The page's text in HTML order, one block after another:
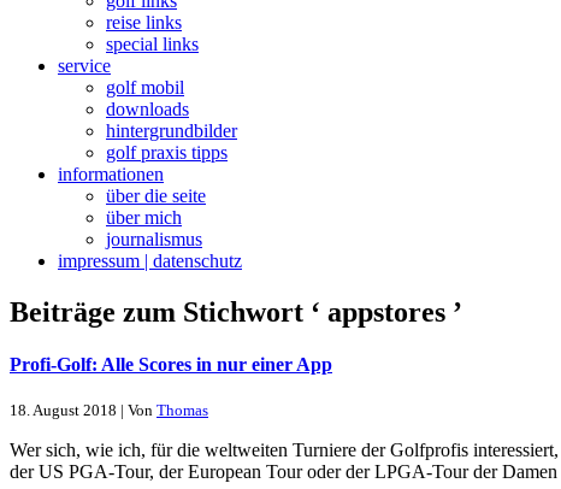
reise links
special links
service
golf mobil
downloads
hintergrundbilder
golf praxis tipps
informationen
über die seite
über mich
journalismus
impressum | datenschutz
Beiträge zum Stichwort ‘ appstores ’
Profi-Golf: Alle Scores in nur einer App
18. August 2018 | Von Thomas
Wer sich, wie ich, für die weltweiten Turniere der Golfprofis
der US PGA-Tour, der European Tour oder der LPGA-Tour der